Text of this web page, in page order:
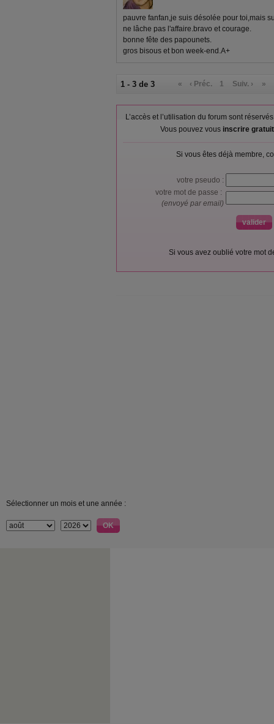
pauvre fanfan,je suis désolée pour toi,mais
ne lâche pas l'affaire.bravo et courage.
bonne fête des papounets.
gros bisous et bon week-end.A+
1 - 3 de 3 « ‹ Préc. 1 Suiv. › »
L’accès et l’utilisation du forum sont
Vous pouvez vous inscrire
Si vous êtes déjà membre,
votre pseudo :
votre mot de passe :
(envoyé par email)
Si vous avez oublié votre mot
Sélectionner un mois et une année :